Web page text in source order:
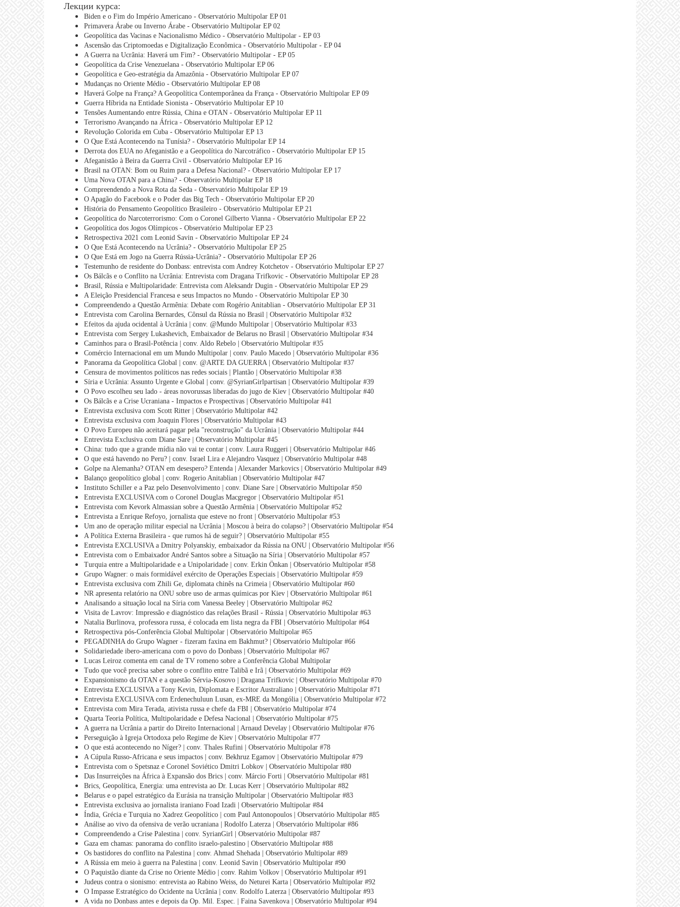
Лекции курса:
Biden e o Fim do Império Americano - Observatório Multipolar EP 01
Primavera Árabe ou Inverno Árabe - Observatório Multipolar EP 02
Geopolítica das Vacinas e Nacionalismo Médico - Observatório Multipolar - EP 03
Ascensão das Criptomoedas e Digitalização Econômica - Observatório Multipolar - EP 04
A Guerra na Ucrânia: Haverá um Fim? - Observatório Multipolar - EP 05
Geopolítica da Crise Venezuelana - Observatório Multipolar EP 06
Geopolítica e Geo-estratégia da Amazônia - Observatório Multipolar EP 07
Mudanças no Oriente Médio - Observatório Multipolar EP 08
Haverá Golpe na França? A Geopolítica Contemporânea da França - Observatório Multipolar EP 09
Guerra Híbrida na Entidade Sionista - Observatório Multipolar EP 10
Tensões Aumentando entre Rússia, China e OTAN - Observatório Multipolar EP 11
Terrorismo Avançando na África - Observatório Multipolar EP 12
Revolução Colorida em Cuba - Observatório Multipolar EP 13
O Que Está Acontecendo na Tunísia? - Observatório Multipolar EP 14
Derrota dos EUA no Afeganistão e a Geopolítica do Narcotráfico - Observatório Multipolar EP 15
Afeganistão à Beira da Guerra Civil - Observatório Multipolar EP 16
Brasil na OTAN: Bom ou Ruim para a Defesa Nacional? - Observatório Multipolar EP 17
Uma Nova OTAN para a China? - Observatório Multipolar EP 18
Compreendendo a Nova Rota da Seda - Observatório Multipolar EP 19
O Apagão do Facebook e o Poder das Big Tech - Observatório Multipolar EP 20
História do Pensamento Geopolítico Brasileiro - Observatório Multipolar EP 21
Geopolítica do Narcoterrorismo: Com o Coronel Gilberto Vianna - Observatório Multipolar EP 22
Geopolítica dos Jogos Olímpicos - Observatório Multipolar EP 23
Retrospectiva 2021 com Leonid Savin - Observatório Multipolar EP 24
O Que Está Acontecendo na Ucrânia? - Observatório Multipolar EP 25
O Que Está em Jogo na Guerra Rússia-Ucrânia? - Observatório Multipolar EP 26
Testemunho de residente do Donbass: entrevista com Andrey Kotchetov - Observatório Multipolar EP 27
Os Bálcãs e o Conflito na Ucrânia: Entrevista com Dragana Trifkovic - Observatório Multipolar EP 28
Brasil, Rússia e Multipolaridade: Entrevista com Aleksandr Dugin - Observatório Multipolar EP 29
A Eleição Presidencial Francesa e seus Impactos no Mundo - Observatório Multipolar EP 30
Compreendendo a Questão Armênia: Debate com Rogério Anitablian - Observatório Multipolar EP 31
Entrevista com Carolina Bernardes, Cônsul da Rússia no Brasil | Observatório Multipolar #32
Efeitos da ajuda ocidental à Ucrânia | conv. @Mundo Multipolar | Observatório Multipolar #33
Entrevista com Sergey Lukashevich, Embaixador de Belarus no Brasil | Observatório Multipolar #34
Caminhos para o Brasil-Potência | conv. Aldo Rebelo | Observatório Multipolar #35
Comércio Internacional em um Mundo Multipolar | conv. Paulo Macedo | Observatório Multipolar #36
Panorama da Geopolítica Global | conv. @ARTE DA GUERRA | Observatório Multipolar #37
Censura de movimentos políticos nas redes sociais | Plantão | Observatório Multipolar #38
Síria e Ucrânia: Assunto Urgente e Global | conv. @SyrianGirlpartisan | Observatório Multipolar #39
O Povo escolheu seu lado - áreas novorussas liberadas do jugo de Kiev | Observatório Multipolar #40
Os Bálcãs e a Crise Ucraniana - Impactos e Prospectivas | Observatório Multipolar #41
Entrevista exclusiva com Scott Ritter | Observatório Multipolar #42
Entrevista exclusiva com Joaquin Flores | Observatório Multipolar #43
O Povo Europeu não aceitará pagar pela "reconstrução" da Ucrânia | Observatório Multipolar #44
Entrevista Exclusiva com Diane Sare | Observatório Multipolar #45
China: tudo que a grande mídia não vai te contar | conv. Laura Ruggeri | Observatório Multipolar #46
O que está havendo no Peru? | conv. Israel Lira e Alejandro Vasquez | Observatório Multipolar #48
Golpe na Alemanha? OTAN em desespero? Entenda | Alexander Markovics | Observatório Multipolar #49
Balanço geopolítico global | conv. Rogerio Anitablian | Observatório Multipolar #47
Instituto Schiller e a Paz pelo Desenvolvimento | conv. Diane Sare | Observatório Multipolar #50
Entrevista EXCLUSIVA com o Coronel Douglas Macgregor | Observatório Multipolar #51
Entrevista com Kevork Almassian sobre a Questão Armênia | Observatório Multipolar #52
Entrevista a Enrique Refoyo, jornalista que esteve no front | Observatório Multipolar #53
Um ano de operação militar especial na Ucrânia | Moscou à beira do colapso? | Observatório Multipolar #54
A Política Externa Brasileira - que rumos há de seguir? | Observatório Multipolar #55
Entrevista EXCLUSIVA a Dmitry Polyanskiy, embaixador da Rússia na ONU | Observatório Multipolar #56
Entrevista com o Embaixador André Santos sobre a Situação na Síria | Observatório Multipolar #57
Turquia entre a Multipolaridade e a Unipolaridade | conv. Erkin Önkan | Observatório Multipolar #58
Grupo Wagner: o mais formidável exército de Operações Especiais | Observatório Multipolar #59
Entrevista exclusiva com Zhili Ge, diplomata chinês na Crimeia | Observatório Multipolar #60
NR apresenta relatório na ONU sobre uso de armas químicas por Kiev | Observatório Multipolar #61
Analisando a situação local na Síria com Vanessa Beeley | Observatório Multipolar #62
Visita de Lavrov: Impressão e diagnóstico das relações Brasil - Rússia | Observatório Multipolar #63
Natalia Burlinova, professora russa, é colocada em lista negra da FBI | Observatório Multipolar #64
Retrospectiva pós-Conferência Global Multipolar | Observatório Multipolar #65
PEGADINHA do Grupo Wagner - fizeram faxina em Bakhmut? | Observatório Multipolar #66
Solidariedade ibero-americana com o povo do Donbass | Observatório Multipolar #67
Lucas Leiroz comenta em canal de TV romeno sobre a Conferência Global Multipolar
Tudo que você precisa saber sobre o conflito entre Talibã e Irã | Observatório Multipolar #69
Expansionismo da OTAN e a questão Sérvia-Kosovo | Dragana Trifkovic | Observatório Multipolar #70
Entrevista EXCLUSIVA a Tony Kevin, Diplomata e Escritor Australiano | Observatório Multipolar #71
Entrevista EXCLUSIVA com Erdenechuluun Lusan, ex-MRE da Mongólia | Observatório Multipolar #72
Entrevista com Mira Terada, ativista russa e chefe da FBI | Observatório Multipolar #74
Quarta Teoria Política, Multipolaridade e Defesa Nacional | Observatório Multipolar #75
A guerra na Ucrânia a partir do Direito Internacional | Arnaud Develay | Observatório Multipolar #76
Perseguição à Igreja Ortodoxa pelo Regime de Kiev | Observatório Multipolar #77
O que está acontecendo no Níger? | conv. Thales Rufini | Observatório Multipolar #78
A Cúpula Russo-Africana e seus impactos | conv. Bekhruz Egamov | Observatório Multipolar #79
Entrevista com o Spetsnaz e Coronel Soviético Dmitri Lobkov | Observatório Multipolar #80
Das Insurreições na África à Expansão dos Brics | conv. Márcio Forti | Observatório Multipolar #81
Brics, Geopolítica, Energia: uma entrevista ao Dr. Lucas Kerr | Observatório Multipolar #82
Belarus e o papel estratégico da Eurásia na transição Multipolar | Observatório Multipolar #83
Entrevista exclusiva ao jornalista iraniano Foad Izadi | Observatório Multipolar #84
Índia, Grécia e Turquia no Xadrez Geopolítico | com Paul Antonopoulos | Observatório Multipolar #85
Análise ao vivo da ofensiva de verão ucraniana | Rodolfo Laterza | Observatório Multipolar #86
Compreendendo a Crise Palestina | conv. SyrianGirl | Observatório Multipolar #87
Gaza em chamas: panorama do conflito israelo-palestino | Observatório Multipolar #88
Os bastidores do conflito na Palestina | conv. Ahmad Shehada | Observatório Multipolar #89
A Rússia em meio à guerra na Palestina | conv. Leonid Savin | Observatório Multipolar #90
O Paquistão diante da Crise no Oriente Médio | conv. Rahim Volkov | Observatório Multipolar #91
Judeus contra o sionismo: entrevista ao Rabino Weiss, do Neturei Karta | Observatório Multipolar #92
O Impasse Estratégico do Ocidente na Ucrânia | conv. Rodolfo Laterza | Observatório Multipolar #93
A vida no Donbass antes e depois da Op. Mil. Espec. | Faina Savenkova | Observatório Multipolar #94